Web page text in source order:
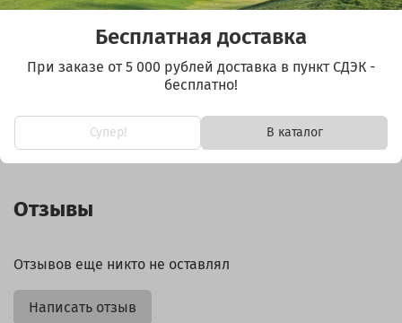
420х180 мм, без креплений — 500р, 1 шт
1350х430 мм, без креплений, двойной пластик —
4000р, 1шт
Отзывы
Отзывов еще никто не оставлял
Написать отзыв
Бесплатная доставка
При заказе от 5 000 рублей доставка в пункт СДЭК -
бесплатно!
Супер! В каталог